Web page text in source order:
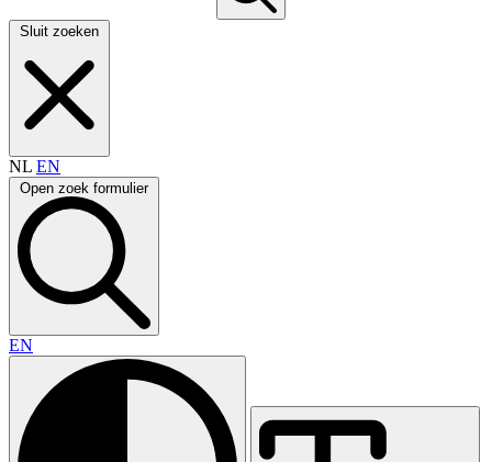
Sluit zoeken
NL EN
Open zoek formulier
EN